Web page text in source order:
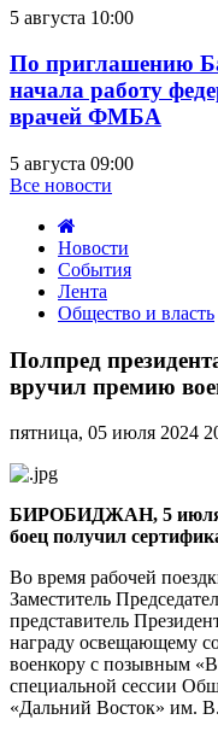
5 августа 10:00
По приглашению
начала работу
врачей ФМБА
5 августа 09:00
Все новости
Новости
События
Лента
Общество и власть
президента
ДФО
Трутнев
премию
военкору
в
ДНР
Полпред
вручил премию
пятница, 05 июля 2024
БИРОБИДЖАН, 5 июля,
боец получил
Во время рабочей
Заместитель
представитель
награду освещающему
военкору с позывным
специальной сессии
«Дальний Восток» им.